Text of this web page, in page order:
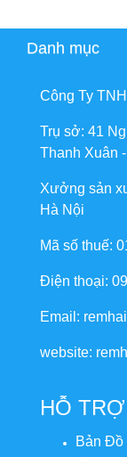
Danh mục
Công Ty
Trụ sở: 41
Thanh Xuân
Xưởng sản
Hà Nội
Mã số thuế:
Điện thoại:
Email:
website:
HỖ
Bản Đồ